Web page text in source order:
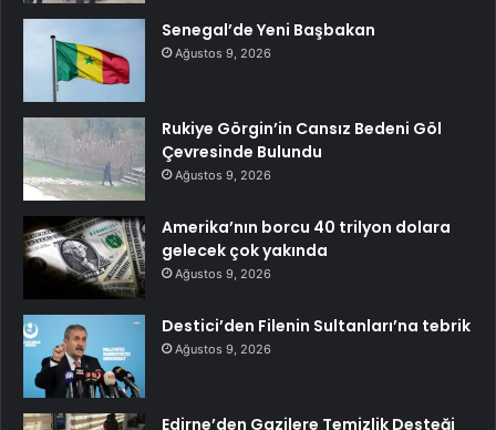
Senegal’de Yeni Başbakan
Ağustos 9, 2026
Rukiye Görgin’in Cansız Bedeni Göl
Çevresinde Bulundu
Ağustos 9, 2026
Amerika’nın borcu 40 trilyon dolara
gelecek çok yakında
Ağustos 9, 2026
Destici’den Filenin Sultanları’na tebrik
Ağustos 9, 2026
Edirne’den Gazilere Temizlik Desteği